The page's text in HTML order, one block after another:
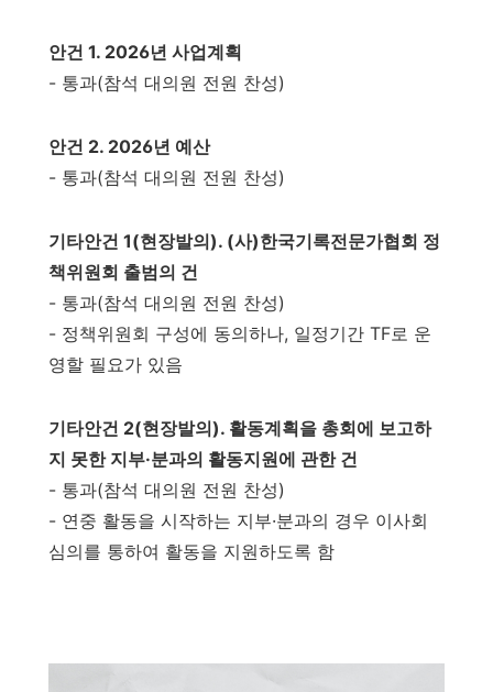
안건 1. 2026년 사업계획
- 통과(참석 대의원 전원 찬성)
안건 2. 2026년 예산
- 통과(참석 대의원 전원 찬성)
기타안건 1(현장발의). (사)한국기록전문가협회 정
책위원회 출범의 건
- 통과(참석 대의원 전원 찬성)
- 정책위원회 구성에 동의하나, 일정기간 TF로 운
영할 필요가 있음
기타안건 2(현장발의). 활동계획을 총회에 보고하
지 못한 지부·분과의 활동지원에 관한 건
- 통과(참석 대의원 전원 찬성)
- 연중 활동을 시작하는 지부·분과의 경우 이사회
심의를 통하여 활동을 지원하도록 함